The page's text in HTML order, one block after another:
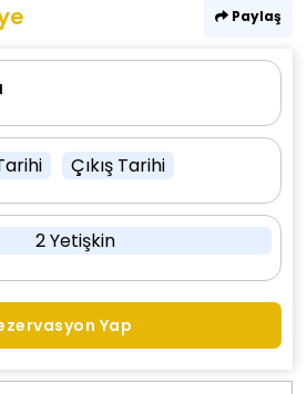
Paylaş
Çıkış Tarihi
2 Yetişkin
Yap